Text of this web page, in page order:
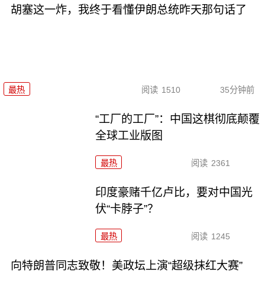
胡塞这一炸，我终于看懂伊朗总统昨天那句话了
最热 阅读 1510 35分钟前
“工厂的工厂”：中国这棋彻底颠覆
全球工业版图
最热 阅读 2361
印度豪赌千亿卢比，要对中国光
伏“卡脖子”？
最热 阅读 1245
向特朗普同志致敬！美政坛上演“超级抹红大赛”